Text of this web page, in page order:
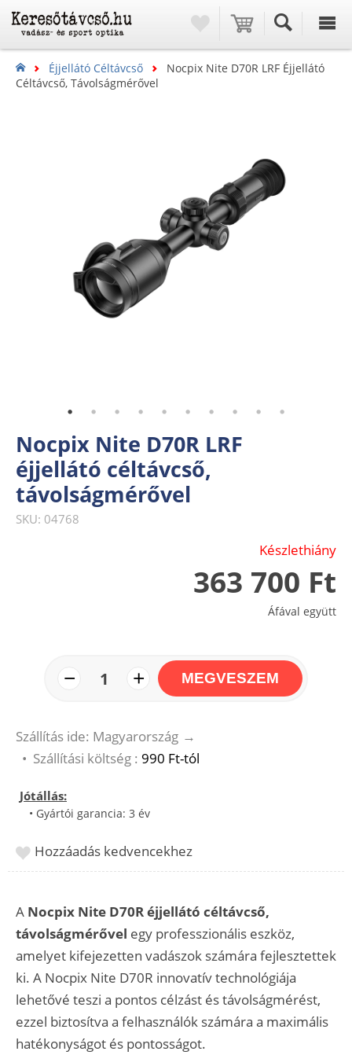
Éjjellátó Céltávcső
Nocpix Nite D70R LRF Éjjellátó
Céltávcső, Távolságmérővel
Nocpix Nite D70R LRF
éjjellátó céltávcső,
távolságmérővel
SKU: 04768
Készlethiány
363 700 Ft
Áfával együtt
− 1 + MEGVESZEM
Szállítás ide: Magyarország →
• Szállítási költség : 990 Ft-tól
Jótállás:
• Gyártói garancia: 3 év
Hozzáadás kedvencekhez
A Nocpix Nite D70R éjjellátó céltávcső,
távolságmérővel egy professzionális eszköz,
amelyet kifejezetten vadászok számára fejlesztettek
ki. A Nocpix Nite D70R innovatív technológiája
lehetővé teszi a pontos célzást és távolságmérést,
ezzel biztosítva a felhasználók számára a maximális
hatékonyságot és pontosságot.